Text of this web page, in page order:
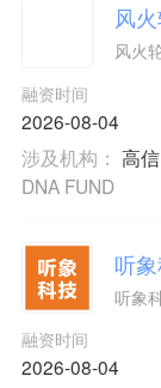
风
风火
融资时间
2026-08-04
涉及机构： 高
DNA FUND
听
听象
融资时间
2026-08-04